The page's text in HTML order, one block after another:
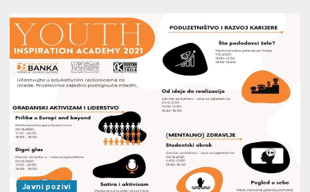
Javni pozivi